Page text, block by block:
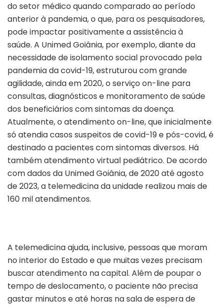
do setor médico quando comparado ao período
anterior à pandemia, o que, para os pesquisadores,
pode impactar positivamente a assistência à
saúde. A Unimed Goiânia, por exemplo, diante da
necessidade de isolamento social provocado pela
pandemia da covid-19, estruturou com grande
agilidade, ainda em 2020, o serviço on-line para
consultas, diagnósticos e monitoramento de saúde
dos beneficiários com sintomas da doença.
Atualmente, o atendimento on-line, que inicialmente
só atendia casos suspeitos de covid-19 e pós-covid, é
destinado a pacientes com sintomas diversos. Há
também atendimento virtual pediátrico. De acordo
com dados da Unimed Goiânia, de 2020 até agosto
de 2023, a telemedicina da unidade realizou mais de
160 mil atendimentos.
A telemedicina ajuda, inclusive, pessoas que moram
no interior do Estado e que muitas vezes precisam
buscar atendimento na capital. Além de poupar o
tempo de deslocamento, o paciente não precisa
gastar minutos e até horas na sala de espera de